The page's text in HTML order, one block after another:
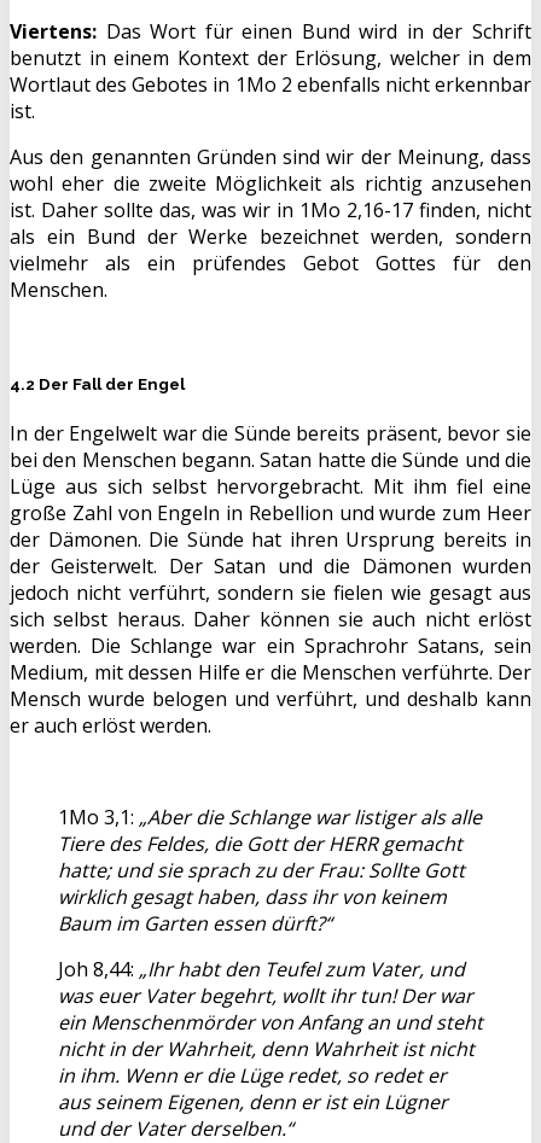
Viertens: Das Wort für einen Bund wird in der Schrift
benutzt in einem Kontext der Erlösung, welcher in dem
Wortlaut des Gebotes in 1Mo 2 ebenfalls nicht erkennbar
ist.
Aus den genannten Gründen sind wir der Meinung, dass
wohl eher die zweite Möglichkeit als richtig anzusehen
ist. Daher sollte das, was wir in 1Mo 2,16-17 finden, nicht
als ein Bund der Werke bezeichnet werden, sondern
vielmehr als ein prüfendes Gebot Gottes für den
Menschen.
4.2 Der Fall der Engel
In der Engelwelt war die Sünde bereits präsent, bevor sie
bei den Menschen begann. Satan hatte die Sünde und die
Lüge aus sich selbst hervorgebracht. Mit ihm fiel eine
große Zahl von Engeln in Rebellion und wurde zum Heer
der Dämonen. Die Sünde hat ihren Ursprung bereits in
der Geisterwelt. Der Satan und die Dämonen wurden
jedoch nicht verführt, sondern sie fielen wie gesagt aus
sich selbst heraus. Daher können sie auch nicht erlöst
werden. Die Schlange war ein Sprachrohr Satans, sein
Medium, mit dessen Hilfe er die Menschen verführte. Der
Mensch wurde belogen und verführt, und deshalb kann
er auch erlöst werden.
1Mo 3,1: „Aber die Schlange war listiger als alle
Tiere des Feldes, die Gott der HERR gemacht
hatte; und sie sprach zu der Frau: Sollte Gott
wirklich gesagt haben, dass ihr von keinem
Baum im Garten essen dürft?“
Joh 8,44: „Ihr habt den Teufel zum Vater, und
was euer Vater begehrt, wollt ihr tun! Der war
ein Menschenmörder von Anfang an und steht
nicht in der Wahrheit, denn Wahrheit ist nicht
in ihm. Wenn er die Lüge redet, so redet er
aus seinem Eigenen, denn er ist ein Lügner
und der Vater derselben.“